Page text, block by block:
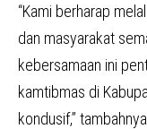
“Kami berharap
dan masyarakat
kebersamaan ini
kamtibmas di
kondusif,” tambahnya.